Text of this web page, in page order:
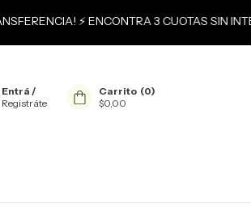
⚡ ENCONTRA 3 CUOTAS SIN
Entrá /
Registráte
Carrito (0)
$0,00